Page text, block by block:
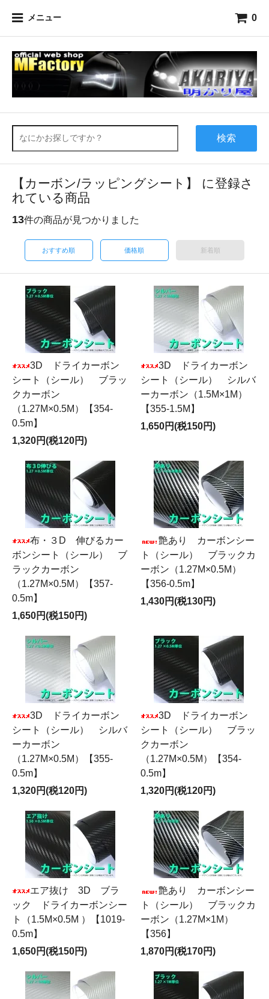
メニュー 0
検索
【カーボン/ラッピングシート】 に登録さ
れている商品
13件の商品が見つかりました
おすすめ順 価格順 新着順
3D ドライカーボン
シート（シール） ブラッ
クカーボン
（1.27M×0.5M）【354-
0.5m】
1,320円(税120円)
3D ドライカーボン
シート（シール） シルバ
ーカーボン（1.5M×1M）
【355-1.5M】
1,650円(税150円)
布・３D 伸びるカー
ボンシート（シール） ブ
ラックカーボン
（1.27M×0.5M）【357-
0.5m】
1,650円(税150円)
艶あり カーボンシー
ト（シール） ブラックカ
ーボン（1.27M×0.5M）
【356-0.5m】
1,430円(税130円)
3D ドライカーボン
シート（シール） シルバ
ーカーボン
（1.27M×0.5M）【355-
0.5m】
1,320円(税120円)
3D ドライカーボン
シート（シール） ブラッ
クカーボン
（1.27M×0.5M）【354-
0.5m】
1,320円(税120円)
エア抜け 3D ブラ
ック ドライカーボンシー
ト（1.5M×0.5M ）【1019-
0.5m】
1,650円(税150円)
艶あり カーボンシー
ト（シール） ブラックカ
ーボン（1.27M×1M）
【356】
1,870円(税170円)